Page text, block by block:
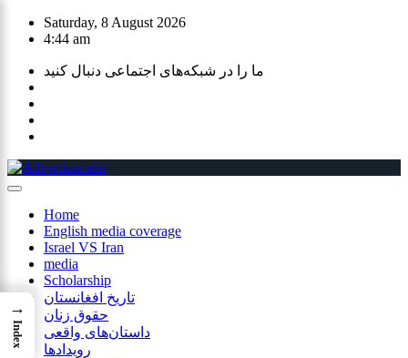
Skip
Saturday, 8 August 2026
4:44 am
ما را در شبکه‌های اجتماعی دنبال کنید
Home
English media coverage
Israel VS Iran
media
Scholarship
تاریخ افغانستان
حقوق زنان
داستان‌های واقعی
رویدادها
→
Index